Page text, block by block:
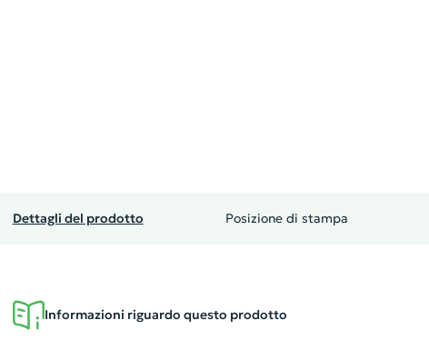
Dettagli del prodotto Posizione di stampa
Informazioni riguardo questo prodotto